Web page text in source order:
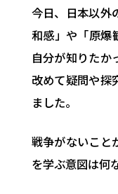
今日、日本以外
和感」や「原爆
自分が知りたか
改めて疑問や探
ました。
戦争がないこと
を学ぶ意図は何